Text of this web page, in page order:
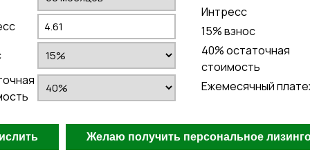
Интресс
15% взнос
40% остаточная
стоимость
Ежемесячный